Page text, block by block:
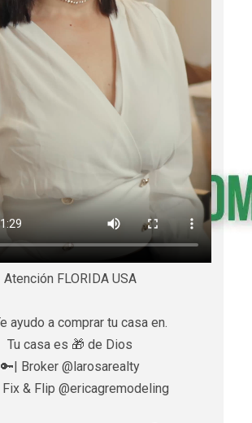
Atención FLORIDA USA
ayudo a comprar tu casa en.
Tu casa es 🎁 de Dios
🔑| Broker @larosarealty
Fix & Flip @ericagremodeling